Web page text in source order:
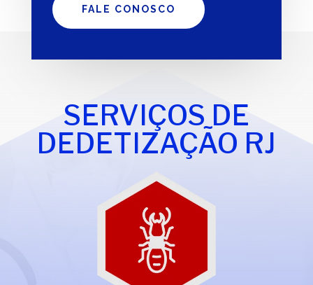
FALE CONOSCO
SERVIÇOS DE
DEDETIZAÇÃO RJ